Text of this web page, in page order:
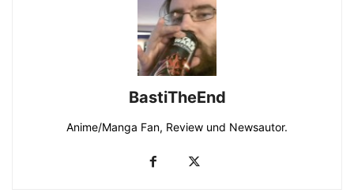
BastiTheEnd
Anime/Manga Fan, Review und Newsautor.